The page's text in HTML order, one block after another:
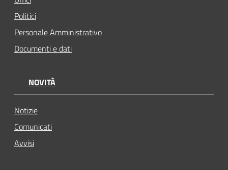
Politici
Personale Amministrativo
Documenti e dati
NOVITÀ
Notizie
Comunicati
Avvisi